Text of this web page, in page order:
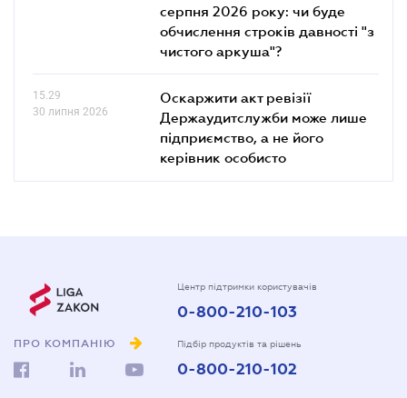
серпня 2026 року: чи буде
обчислення строків давності "з
чистого аркуша"?
15.29
30 липня 2026
Оскаржити акт ревізії
Держаудитслужби може лише
підприємство, а не його
керівник особисто
ПРО КОМПАНІЮ
Центр підтримки користувачів
0-800-210-103
Підбір продуктів та рішень
0-800-210-102